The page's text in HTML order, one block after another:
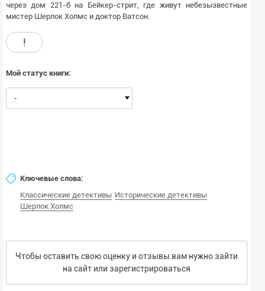
через дом 221-б на Бейкер-стрит, где живут небезызвестные
мистер Шерлок Холмс и доктор Ватсон.
!
Мой статус книги:
-
Ключевые слова:
Классические детективы Исторические детективы
Шерлок Холмс
Чтобы оставить свою оценку и отзывы вам нужно зайти
на сайт или зарегистрироваться